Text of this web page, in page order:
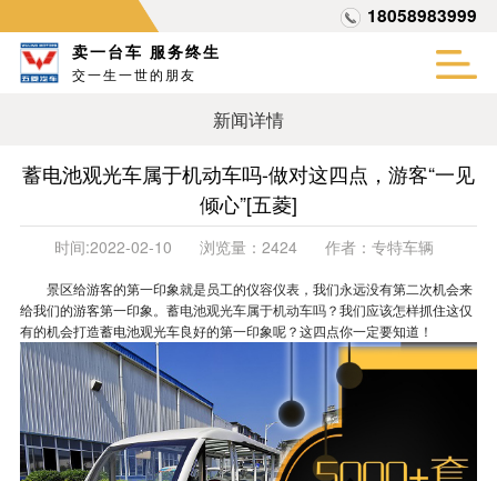
18058983999
卖一台车 服务终生
交一生一世的朋友
新闻详情
蓄电池观光车属于机动车吗-做对这四点，游客“一见
倾心”[五菱]
时间:2022-02-10 浏览量： 2424 作者： 专特车辆
景区给游客的第一印象就是员工的仪容仪表，我们永远没有第二次机会来
给我们的游客第一印象。 蓄电池观光车属于机动车吗？我们应该怎样抓住这仅
有的机会打造蓄电池观光车良好的第一印象呢？这四点你一定要知道！